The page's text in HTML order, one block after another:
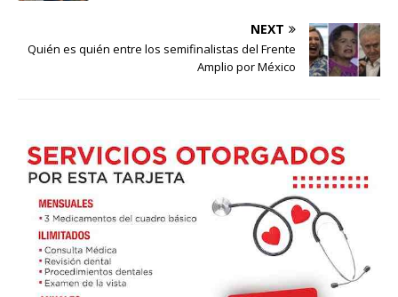
NEXT
Quién es quién entre los semifinalistas del Frente
Amplio por México